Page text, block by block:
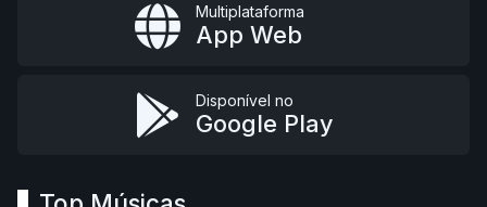
Multiplataforma
App Web
Disponível no
Google Play